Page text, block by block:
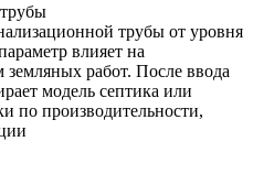
трубы от уровня
влияет на
работ. После ввода
модель септика или
по производительности,